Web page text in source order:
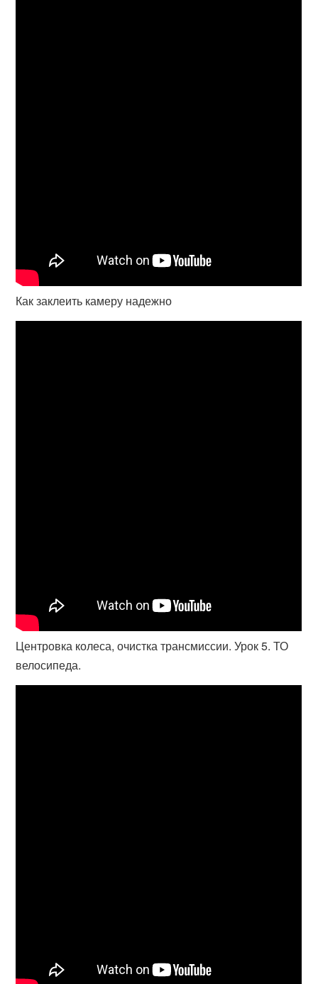
Как заклеить камеру надежно
Центровка колеса, очистка трансмиссии. Урок 5. ТО
велосипеда.